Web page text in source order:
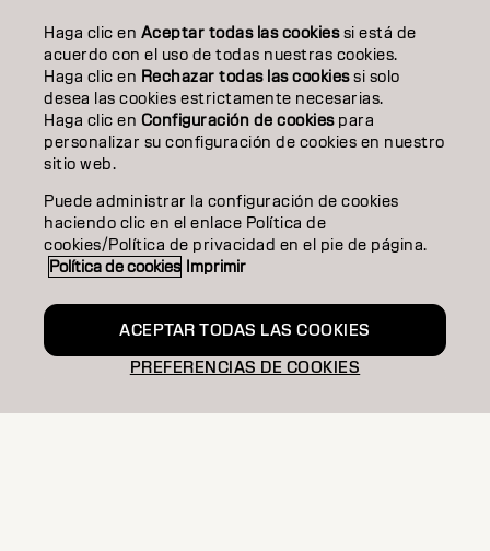
TEXTURA
STYLING
INSPIRACIÓN
EDUCACIÓN
SOBRE NOSOTROS
CONTACTO
Aviso legal
Condiciones de usoAccesibilidad
Haga clic en Aceptar todas las cookiessi está de
acuerdo con el uso de todas nuestras cookies.
Haga clic en Rechazar todas las cookiessi solo
desea las cookies estrictamente necesarias.
Haga clic en Configuración de cookiespara
personalizar su configuración de cookies en nuestro
sitio web.
Puede administrar la configuración de cookies
haciendo clic en el enlace Política de
cookies/Política de privacidad en el pie de página.
Política de cookies Imprimir
PREFERENCIAS DE COOKIES
ACEPTAR TODAS LAS COOKIES